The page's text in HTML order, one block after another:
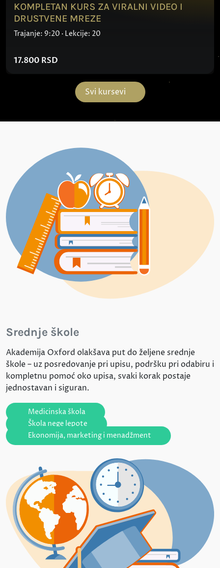
KOMPLETAN KURS ZA VIRALNI VIDEO I
DRUSTVENE MREZE
Trajanje: 9:20 · Lekcije: 20
17.800 RSD
Svi kursevi
Srednje škole
Akademija Oxford olakšava put do željene srednje
škole – uz posredovanje pri upisu, podršku pri odabiru i
kompletnu pomoć oko upisa, svaki korak postaje
jednostavan i siguran.
Medicinska škola
Škola nege lepote
Ekonomija, marketing i menadžment